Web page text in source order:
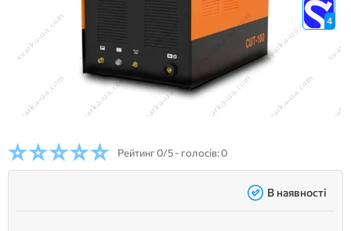
4
Рейтинг0/5 - голосів: 0
В наявності